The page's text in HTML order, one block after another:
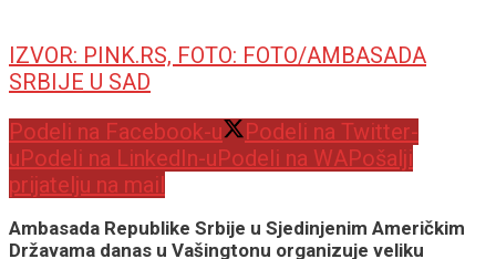
IZVOR: PINK.RS, FOTO: FOTO/AMBASADA
SRBIJE U SAD
Podeli na Facebook-u
Podeli na Twitter-
uPodeli na LinkedIn-uPodeli na WAPošalji
prijatelju na mail
Ambasada Republike Srbije u Sjedinjenim Američkim
Državama danas u Vašingtonu organizuje veliku